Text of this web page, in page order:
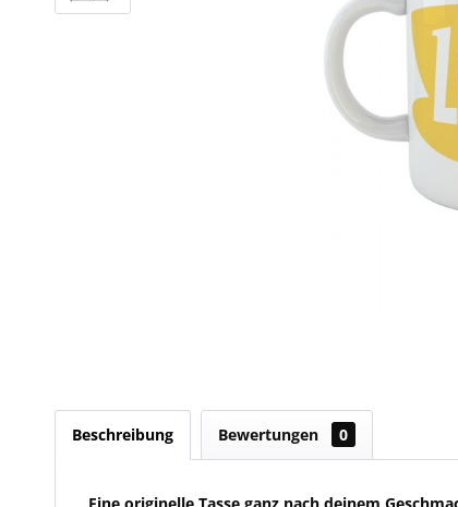
Beschreibung Bewertungen 0
Eine originelle Tasse ganz nach deinem